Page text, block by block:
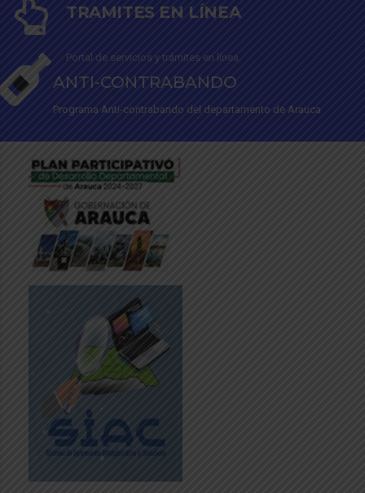
TRAMITES EN LÍNEA
Portal de servicios y trámites en línea.
ANTI-CONTRABANDO
Programa Anti-contrabando del departamento de Arauca